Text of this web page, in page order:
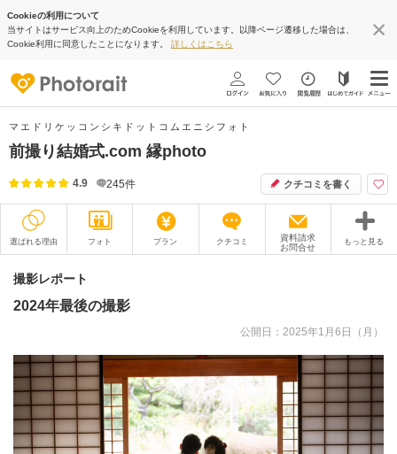
Cookieの利用について
当サイトはサービス向上のためCookieを利用しています。以降ページ遷移した場合は、
Cookie利用に同意したことになります。 詳しくはこちら
マエドリケッコンシキドットコムエニシフォト
前撮り結婚式.com 縁photo
4.9 245件 クチコミを書く
選ばれる理由 フォト プラン クチコミ
資料請求
お問合せ
もっと見る
撮影レポート
衣装
アクセス/TEL スタジオトップ
こだわりポイント
撮影レポート
2024年最後の撮影
公開日：2025年1月6日（月）